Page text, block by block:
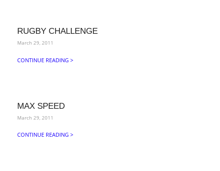
RUGBY CHALLENGE
March 29, 2011
CONTINUE READING >
MAX SPEED
March 29, 2011
CONTINUE READING >